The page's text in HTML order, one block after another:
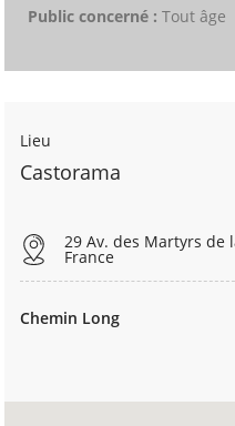
Public concerné : Tout âge
Lieu
Castorama
29 Av. des Martyrs de
France
Chemin Long